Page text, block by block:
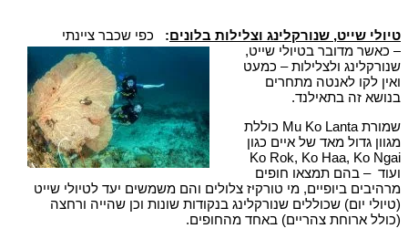
טיולי שייט, שנורקלינג וצלילות בלונים: כפי שכבר ציינתי
– כאשר מדובר בטיולי שייט,
שנורקלינג ולצלילות – כמעט
ואין לקו לאנטה מתחרים
בנושא זה בתאילנד.
שמורת Mu Ko Lanta כוללת
מגוון גדול מאד של איים כגון
Ko Rok, Ko Haa, Ko Ngai
ועוד – בהם תמצאו חופים
מרהיבים ביופיים, מי טורקיז צלולים והם משמשים יעד לטיולי שייט
(טיולי יום) שכוללים שנורקלינג בנקודות שונות וכן שהייה ורחצה
(כולל ארוחת צהריים) באחד מהחופים.